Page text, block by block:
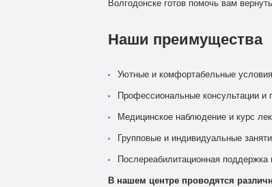
Волгодонске готов помочь вам
Наши преимущества
Уютные и комфортабельные
Профессиональные консультации
Медицинское наблюдение и курс
Групповые и индивидуальные
Послереабилитационная
В нашем центре проводятся